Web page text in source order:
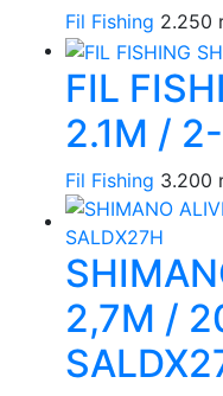
Fil Fishing 2.250
FIL
2.1M /
Fil Fishing 3.200
2,7M /